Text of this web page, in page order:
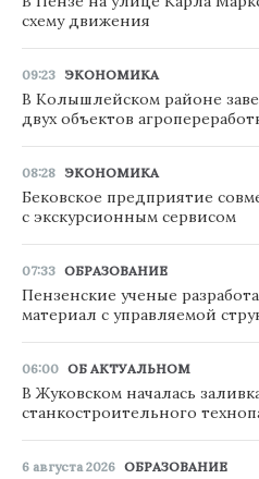
схему движения
09:23 ЭКОНОМИКА
В Колышлейском районе
двух объектов
08:28 ЭКОНОМИКА
Бековское предприятие
с экскурсионным сервисом
07:33 ОБРАЗОВАНИЕ
Пензенские ученые
материал с управляемой
06:00 ОБ АКТУАЛЬНОМ
В Жуковском началась
станкостроительного
6 августа 2026 ОБРАЗОВАНИЕ